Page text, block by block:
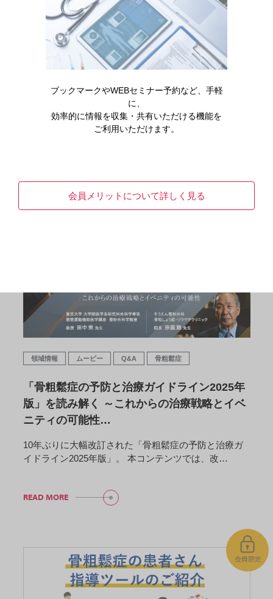
イベニティ皮下注105mgシリンジ
イベニティ皮下注105mgシリンジ (ロモソズマブ(遺伝
領域情報 ムービー Q&A 骨粗鬆症
「骨粗鬆症の予防と治療ガイドライン2025年
版」を読み解く ～これからの治療戦略とイベ
ニティの可能性…
10年ぶりに大幅改訂された「骨粗鬆症の予防と治療ガ
イドライン2025年版」。 本コンテンツでは、改…
READ MORE
ブックマークやWEBセミナー予約など、手軽
に、
効率的に情報を収集・共有いただける機能を
ご利用いただけます。
会員メリットについて詳しく見る